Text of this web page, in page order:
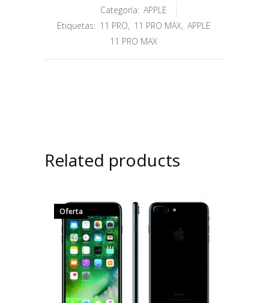
Categoría: APPLE
Etiquetas: 11 PRO, 11 PRO MAX, APPLE
11 PRO MAX
Related products
Oferta